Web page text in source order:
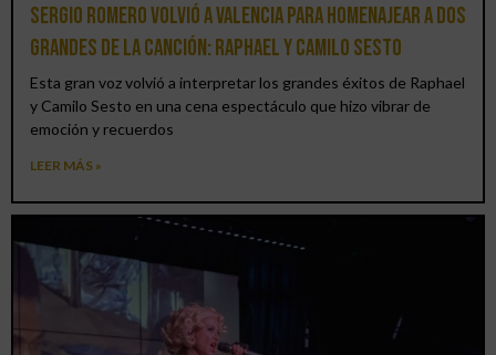
Sergio Romero volvió a Valencia para homenajear a dos
grandes de la canción: Raphael y Camilo Sesto
Esta gran voz volvió a interpretar los grandes éxitos de Raphael
y Camilo Sesto en una cena espectáculo que hizo vibrar de
emoción y recuerdos
LEER MÁS »